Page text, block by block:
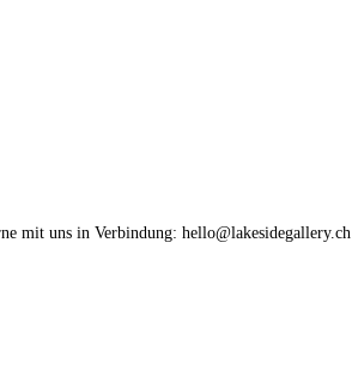
mit uns in Verbindung: hello@lakesidegallery.ch